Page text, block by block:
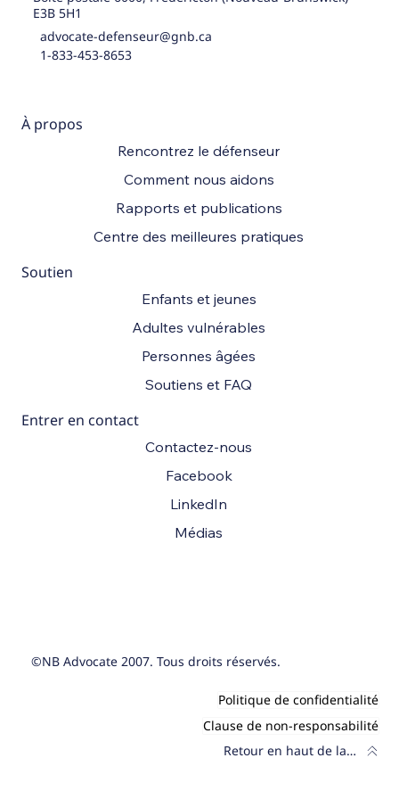
©NB Advocate 2007. Tous droits réservés.
E3B 5H1
advocate-defenseur@gnb.ca
1-833-453-8653
À propos
Rencontrez le défenseur
Comment nous aidons
Rapports et publications
Centre des meilleures pratiques
Soutien
Enfants et jeunes
Adultes vulnérables
Personnes âgées
Soutiens et FAQ
Entrer en contact
Contactez-nous
Facebook
Médias
LinkedIn
Politique de confidentialité
Clause de non-responsabilité
Retour en haut de la page